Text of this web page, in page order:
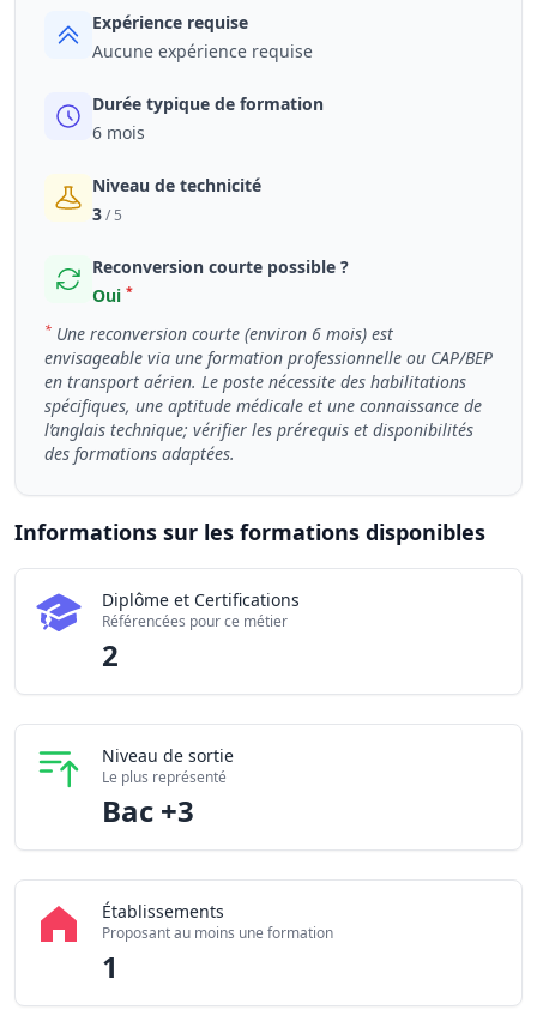
Expérience requise
Aucune expérience requise
Durée typique de formation
6 mois
Niveau de technicité
3/ 5
Reconversion courte possible ?
Oui *
* Une reconversion courte (environ 6 mois) est
envisageable via une formation professionnelle ou CAP/BEP
en transport aérien. Le poste nécessite des habilitations
spécifiques, une aptitude médicale et une connaissance de
l’anglais technique; vérifier les prérequis et disponibilités
des formations adaptées.
Informations sur les formations disponibles
Chiffres clés de la formation Agent / Agente de piste en
Certifications disponibles
Diplôme et Certifications
Référencées pour ce métier
2
Niveau de sortie
Le plus représenté
Bac +3
Établissements
Proposant au moins une formation
1